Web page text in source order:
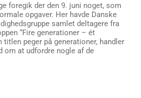
foregik der den 9. juni noget, som
opgaver. Her havde Danske
samlet deltagere fra
“Fire generationer – ét
titlen peger på generationer, handler
om at udfordre nogle af de